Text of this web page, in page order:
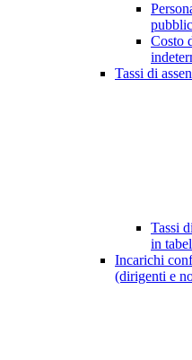
Costo
Tassi di
Tassi
in
Incarichi
(dirigenti e